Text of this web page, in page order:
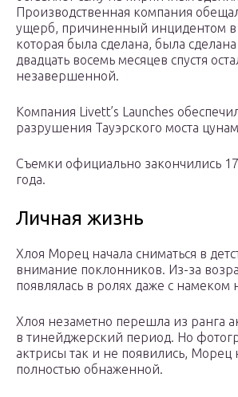
Производственная компания
ущерб, причиненный инцидентом в
которая была сделана, была
двадцать восемь месяцев спустя
незавершенной.
Компания Livett’s Launches
разрушения Тауэрского моста
Съемки официально закончились
года.
Личная жизнь
Хлоя Морец начала сниматься в
внимание поклонников. Из-за
появлялась в ролях даже с намеком
Хлоя незаметно перешла из ранга
в тинейджерский период. Но
актрисы так и не появились, Морец
полностью обнаженной.